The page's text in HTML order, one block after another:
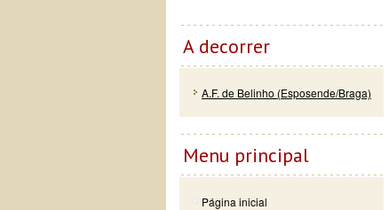
A decorrer
A.F. de Belinho (Esposende/Braga)
Menu principal
Página inicial